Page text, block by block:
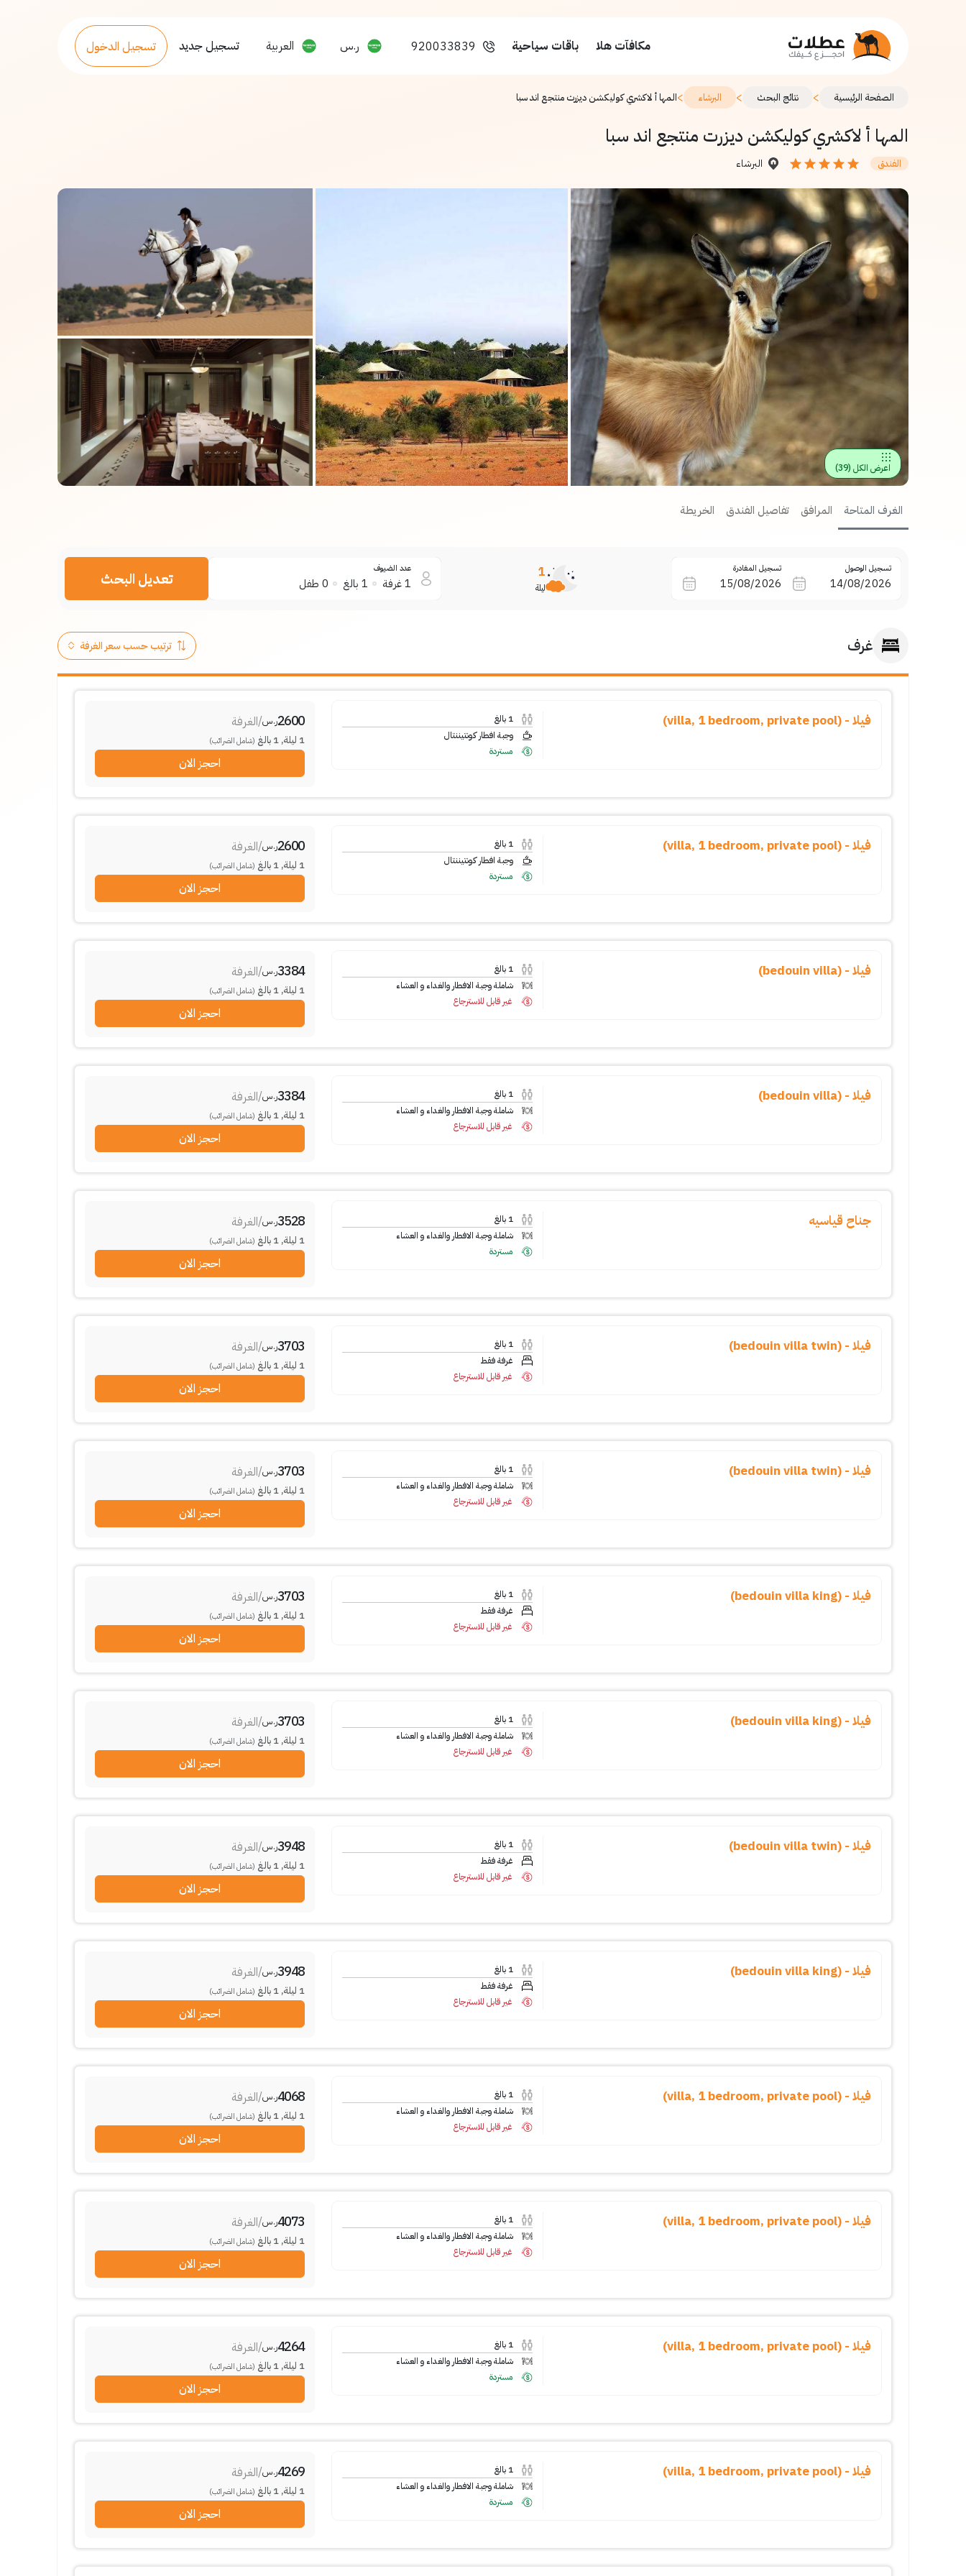
مكافآت هلا باقات سياحية 920033839 ر.س العربية تسجيل جديد تسجيل الدخول
الصفحة الرئيسية > نتائج البحث > البرشاء >المها أ لاكشري كوليكشن ديزرت منتجع اند سبا
المها أ لاكشري كوليكشن ديزرت منتجع اند سبا
الفندق البرشاء
اعرض الكل (
39
)
الغرف المتاحة المرافق تفاصيل الفندق الخريطة
تسجيل الوصول تسجيل المغادرة 1
ليلة
عدد الضيوف
1غرفة 1 بالغ 0 طفل تعديل البحث
غرف
فيلا - (villa, 1 bedroom, private pool) 1 بالغ
وجبة افطار كونتيننتال
مستردة
2600ر.س/الغرفة
1 ليلة,
1 بالغ (شامل الضرائب)
احجز الان
فيلا - (villa, 1 bedroom, private pool) 1 بالغ
وجبة افطار كونتيننتال
مستردة
2600ر.س/الغرفة
1 ليلة,
1 بالغ (شامل الضرائب)
احجز الان
فيلا - (bedouin villa) 1 بالغ
شاملة وجبة الافطار والغداء و العشاء
غير قابل للاسترجاع
3384ر.س/الغرفة
1 ليلة,
1 بالغ (شامل الضرائب)
احجز الان
فيلا - (bedouin villa) 1 بالغ
شاملة وجبة الافطار والغداء و العشاء
غير قابل للاسترجاع
3384ر.س/الغرفة
1 ليلة,
1 بالغ (شامل الضرائب)
احجز الان
جناح قياسيه 1 بالغ
شاملة وجبة الافطار والغداء و العشاء
مستردة
3528ر.س/الغرفة
1 ليلة,
1 بالغ (شامل الضرائب)
احجز الان
فيلا - (bedouin villa twin) 1 بالغ
غرفة فقط
غير قابل للاسترجاع
3703ر.س/الغرفة
1 ليلة,
1 بالغ (شامل الضرائب)
احجز الان
فيلا - (bedouin villa twin) 1 بالغ
شاملة وجبة الافطار والغداء و العشاء
غير قابل للاسترجاع
3703ر.س/الغرفة
1 ليلة,
1 بالغ (شامل الضرائب)
احجز الان
فيلا - (bedouin villa king) 1 بالغ
غرفة فقط
غير قابل للاسترجاع
3703ر.س/الغرفة
1 ليلة,
1 بالغ (شامل الضرائب)
احجز الان
فيلا - (bedouin villa king) 1 بالغ
شاملة وجبة الافطار والغداء و العشاء
غير قابل للاسترجاع
3703ر.س/الغرفة
1 ليلة,
1 بالغ (شامل الضرائب)
احجز الان
فيلا - (bedouin villa twin) 1 بالغ
غرفة فقط
غير قابل للاسترجاع
3948ر.س/الغرفة
1 ليلة,
1 بالغ (شامل الضرائب)
احجز الان
فيلا - (bedouin villa king) 1 بالغ
غرفة فقط
غير قابل للاسترجاع
3948ر.س/الغرفة
1 ليلة,
1 بالغ (شامل الضرائب)
احجز الان
فيلا - (villa, 1 bedroom, private pool) 1 بالغ
شاملة وجبة الافطار والغداء و العشاء
غير قابل للاسترجاع
4068ر.س/الغرفة
1 ليلة,
1 بالغ (شامل الضرائب)
احجز الان
فيلا - (villa, 1 bedroom, private pool) 1 بالغ
شاملة وجبة الافطار والغداء و العشاء
غير قابل للاسترجاع
4073ر.س/الغرفة
1 ليلة,
1 بالغ (شامل الضرائب)
احجز الان
فيلا - (villa, 1 bedroom, private pool) 1 بالغ
شاملة وجبة الافطار والغداء و العشاء
مستردة
4264ر.س/الغرفة
1 ليلة,
1 بالغ (شامل الضرائب)
احجز الان
فيلا - (villa, 1 bedroom, private pool) 1 بالغ
شاملة وجبة الافطار والغداء و العشاء
مستردة
4269ر.س/الغرفة
1 ليلة,
1 بالغ (شامل الضرائب)
احجز الان